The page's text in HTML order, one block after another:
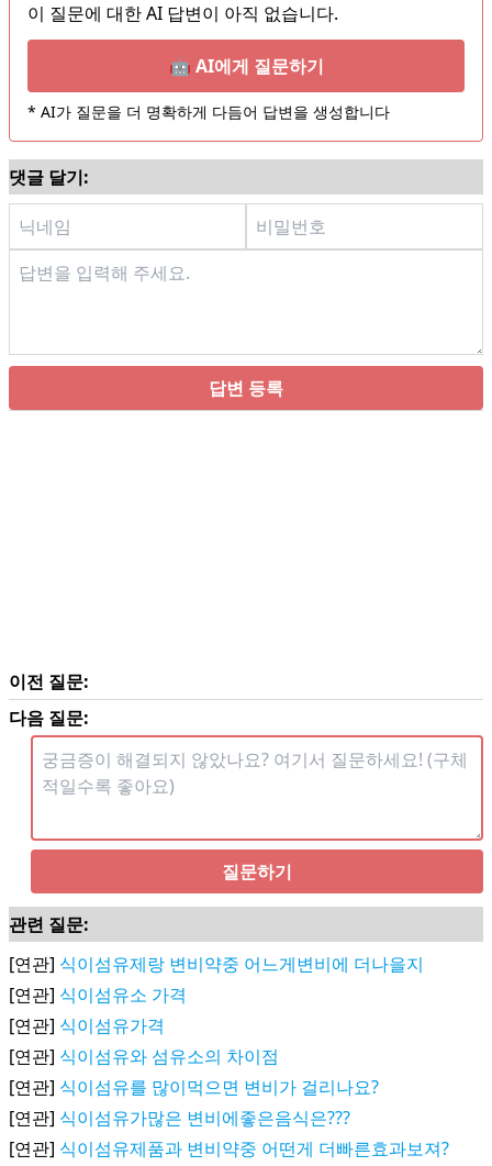
이 질문에 대한 AI 답변이 아직 없습니다.
🤖 AI에게 질문하기
* AI가 질문을 더 명확하게 다듬어 답변을 생성합니다
댓글 달기:
답변 등록
이전 질문:
다음 질문:
질문하기
관련 질문:
[연관] 식이섬유제랑 변비약중 어느게변비에 더나을지
[연관] 식이섬유소 가격
[연관] 식이섬유가격
[연관] 식이섬유와 섬유소의 차이점
[연관] 식이섬유를 많이먹으면 변비가 걸리나요?
[연관] 식이섬유가많은 변비에좋은음식은???
[연관] 식이섬유제품과 변비약중 어떤게 더빠른효과보져?